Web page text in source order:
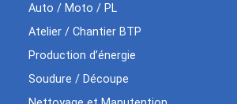
Auto / Moto / PL
Atelier / Chantier BTP
Production d’énergie
Soudure / Découpe